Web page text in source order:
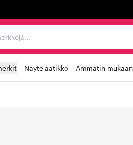
Näytelaatikko Ammatin mukaan